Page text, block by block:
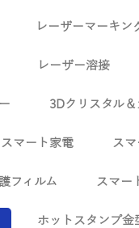
レーザーマーキン
レーザー溶接
3Dクリスタル
スマート家電 ス
フィルム スマー
ホットスタンプ金